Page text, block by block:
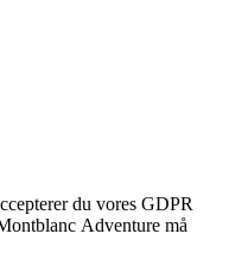
du vores GDPR
Adventure må